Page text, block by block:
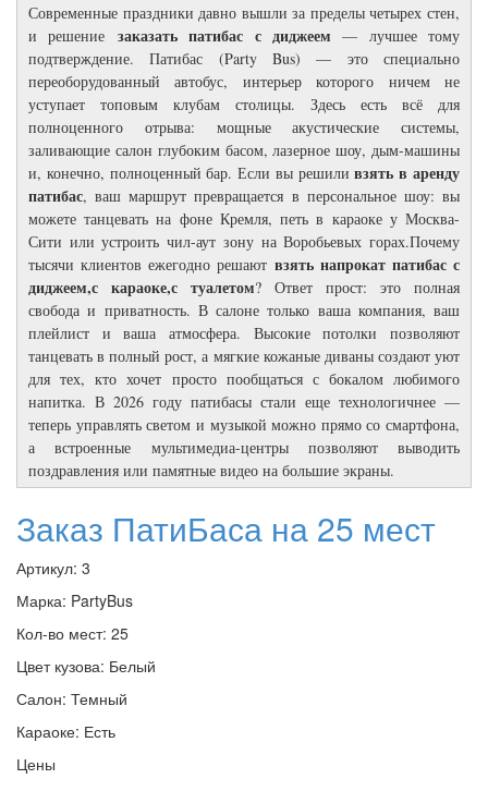
Современные праздники давно вышли за пределы четырех стен,
и решение заказать патибас с диджеем — лучшее тому
подтверждение. Патибас (Party Bus) — это специально
переоборудованный автобус, интерьер которого ничем не
уступает топовым клубам столицы. Здесь есть всё для
полноценного отрыва: мощные акустические системы,
заливающие салон глубоким басом, лазерное шоу, дым-машины
и, конечно, полноценный бар. Если вы решиливзять в аренду
патибас, ваш маршрут превращается в персональное шоу: вы
можете танцевать на фоне Кремля, петь в караоке у Москва-
Сити или устроить чил-аут зону на Воробьевых горах.Почему
тысячи клиентов ежегодно решают взять напрокат патибас с
диджеем,с караоке,с туалетом? Ответ прост: это полная
свобода и приватность. В салоне только ваша компания, ваш
плейлист и ваша атмосфера. Высокие потолки позволяют
танцевать в полный рост, а мягкие кожаные диваны создают уют
для тех, кто хочет просто пообщаться с бокалом любимого
напитка. В 2026 году патибасы стали еще технологичнее —
теперь управлять светом и музыкой можно прямо со смартфона,
а встроенные мультимедиа-центры позволяют выводить
поздравления или памятные видео на большие экраны.
Заказ ПатиБаса на 25 мест
Артикул: 3
Марка: PartyBus
Кол-во мест: 25
Цвет кузова: Белый
Салон: Темный
Караоке: Есть
Цены